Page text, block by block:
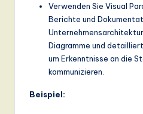
Verwenden Sie Visual
Berichte und
Diagramme und
um Erkenntnisse an die
kommunizieren.
Beispiel: